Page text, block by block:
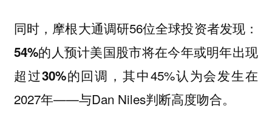
同时，摩根大通调研56位全球投资者发现：
54%的人预计美国股市将在今年或明年出现
超过30%的回调 ，其中45%认为会发生在
2027年——与Dan Niles判断高度吻合。